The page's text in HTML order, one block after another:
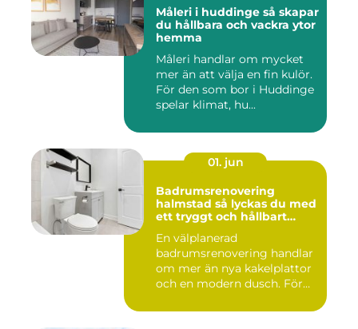
Måleri i huddinge så skapar
du hållbara och vackra ytor
hemma
Måleri handlar om mycket
mer än att välja en fin kulör.
För den som bor i Huddinge
spelar klimat, hu...
01. jun
Badrumsrenovering
halmstad så lyckas du med
ett tryggt och hållbart
En välplanerad
badrumsrenovering handlar
om mer än nya kakelplattor
och en modern dusch. För